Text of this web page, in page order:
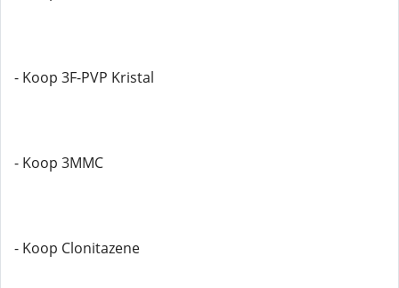
- Koop 3F-PVP Kristal
- Koop 3MMC
- Koop Clonitazene